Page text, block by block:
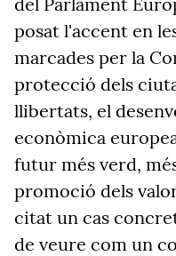
posat l'accent en
marcades per la
protecció dels
llibertats, el
econòmica
futur més verd,
promoció dels
citat un cas
de veure com un